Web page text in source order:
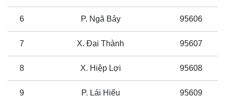
6 P. Ngã Bảy 95606
7 X. Đại Thành 95607
8 X. Hiệp Lợi 95608
9 P. Lái Hiếu 95609